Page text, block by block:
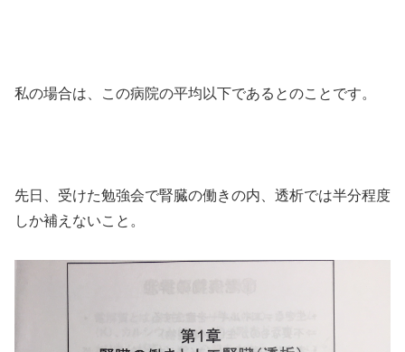
私の場合は、この病院の平均以下であるとのことです。
先日、受けた勉強会で腎臓の働きの内、透析では半分程度
しか補えないこと。